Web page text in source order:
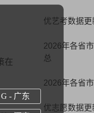
在
优艺考数据更
2026年各省
总
2026年各省
优志愿数据更
G - 广东